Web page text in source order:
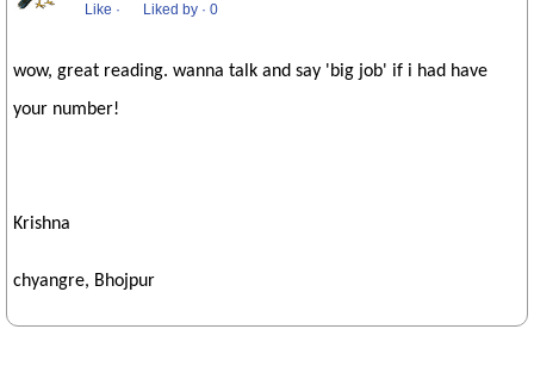
Like · Liked by · 0
wow, great reading. wanna talk and say 'big job' if i had have
your number!
Krishna
chyangre, Bhojpur